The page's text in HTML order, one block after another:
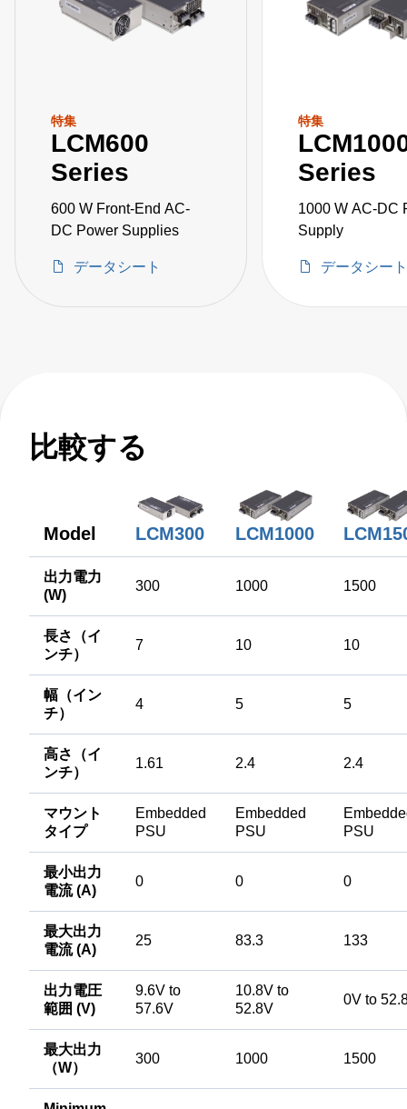
特集
LCM600
Series
600 W Front-End AC-
DC Power Supplies
データシート
特集
Series
1000 W AC-DC
Supply
データシート
比較する
Model LCM300 LCM1000
出力電力
(W)
300 1000 1500
長さ（イ
ンチ）
7 10 10
幅（イン
チ）
4 5 5
高さ（イ
ンチ）
1.61 2.4 2.4
マウント
タイプ
Embedded
PSU
Embedded
PSU
PSU
最小出力
電流 (A)
0 0 0
最大出力
電流 (A)
25 83.3 133
出力電圧
範囲 (V)
9.6V to
57.6V
10.8V to
52.8V
0V to
最大出力
（W）
300 1000 1500